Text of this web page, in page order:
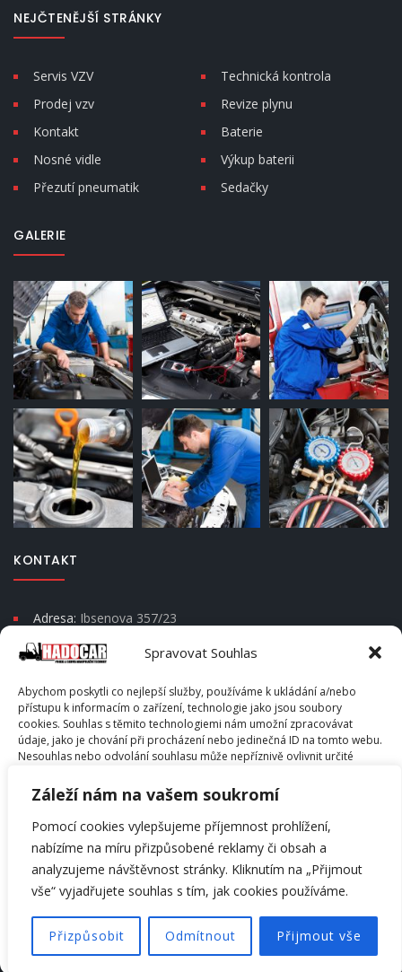
Záleží nám na vašem soukromí
Pomocí cookies vylepšujeme příjemnost prohlížení,
nabízíme na míru přizpůsobené reklamy či obsah a
analyzujeme návštěvnost stránky. Kliknutím na „Přijmout
vše“ vyjadřujete souhlas s tím, jak cookies používáme.
Přizpůsobit Odmítnout Přijmout vše
Spravovat Souhlas
Abychom poskytli co nejlepší služby, používáme k ukládání a/nebo
přístupu k informacím o zařízení, technologie jako jsou soubory
cookies. Souhlas s těmito technologiemi nám umožní zpracovávat
údaje, jako je chování při procházení nebo jedinečná ID na tomto webu.
Nesouhlas nebo odvolání souhlasu může nepříznivě ovlivnit určité
PŘÍJMOUT
ODMÍTNOUT
ZOBRAZIT PŘEDVOLBY
NEJČTENĚJŠÍ STRÁNKY
Servis VZV
Technická kontrola
Prodej vzv
Revize plynu
Kontakt
Baterie
Nosné vidle
Výkup baterii
Přezutí pneumatik
Sedačky
GALERIE
KONTAKT
Adresa: Ibsenova 357/23
Moravská Ostrava a Přívoz
Psč 702 00
Telefon: +420 604 666 202
E-mail: info@hadocar.cz
Skype: info@hadocar.cz
© Hadocar s.r.o. - All Rights Reserved. Copyright © 2014 -
2026
SOUKROMÍ